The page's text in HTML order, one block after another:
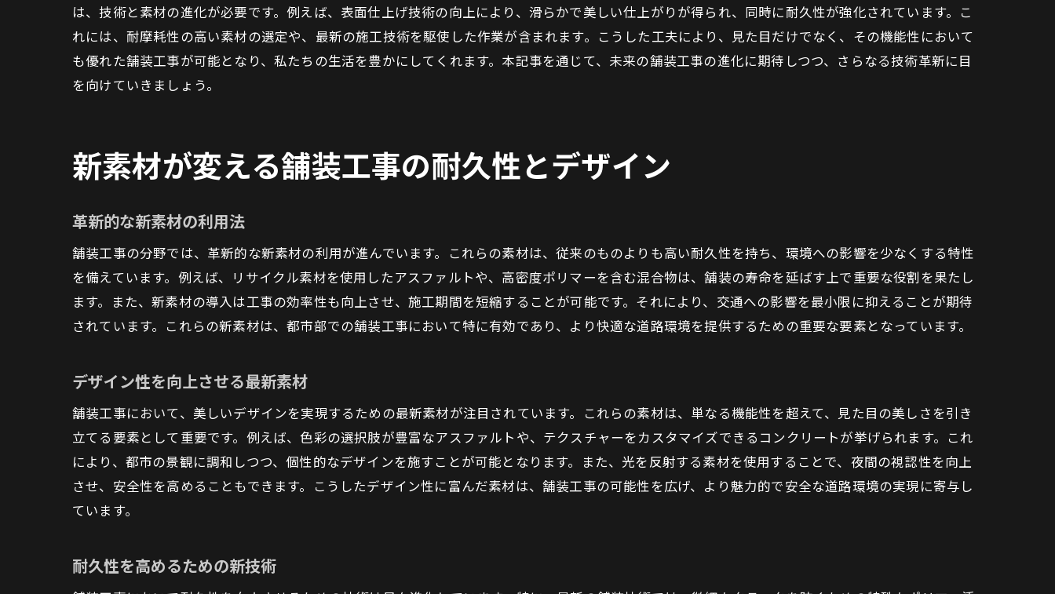
地域社会に与える経済的影響
持続可能な地域づくりへの貢献
耐久性を高める舗装工事の革新技術とは
舗装工事における安全性の向上
耐久性を左右する施工技術
舗装工事における表面仕上げの重要性とその未来
表面仕上げがもたらす経済的効果
未来につながる表面仕上げの価値
持続可能な表面仕上げの実現に向けて
表面仕上げが描く未来の街づくり
は、技術と素材の進化が必要です。例えば、表面仕上げ技術の向上により、滑らかで美しい仕上がりが得られ、同時に耐久性が強化されています。こ
れには、耐摩耗性の高い素材の選定や、最新の施工技術を駆使した作業が含まれます。こうした工夫により、見た目だけでなく、その機能性において
も優れた舗装工事が可能となり、私たちの生活を豊かにしてくれます。本記事を通じて、未来の舗装工事の進化に期待しつつ、さらなる技術革新に目
を向けていきましょう。
新素材が変える舗装工事の耐久性とデザイン
革新的な新素材の利用法
舗装工事の分野では、革新的な新素材の利用が進んでいます。これらの素材は、従来のものよりも高い耐久性を持ち、環境への影響を少なくする特性
を備えています。例えば、リサイクル素材を使用したアスファルトや、高密度ポリマーを含む混合物は、舗装の寿命を延ばす上で重要な役割を果たし
ます。また、新素材の導入は工事の効率性も向上させ、施工期間を短縮することが可能です。それにより、交通への影響を最小限に抑えることが期待
されています。これらの新素材は、都市部での舗装工事において特に有効であり、より快適な道路環境を提供するための重要な要素となっています。
デザイン性を向上させる最新素材
舗装工事において、美しいデザインを実現するための最新素材が注目されています。これらの素材は、単なる機能性を超えて、見た目の美しさを引き
立てる要素として重要です。例えば、色彩の選択肢が豊富なアスファルトや、テクスチャーをカスタマイズできるコンクリートが挙げられます。これ
により、都市の景観に調和しつつ、個性的なデザインを施すことが可能となります。また、光を反射する素材を使用することで、夜間の視認性を向上
させ、安全性を高めることもできます。こうしたデザイン性に富んだ素材は、舗装工事の可能性を広げ、より魅力的で安全な道路環境の実現に寄与し
ています。
耐久性を高めるための新技術